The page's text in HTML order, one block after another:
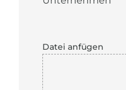
Datei anfügen